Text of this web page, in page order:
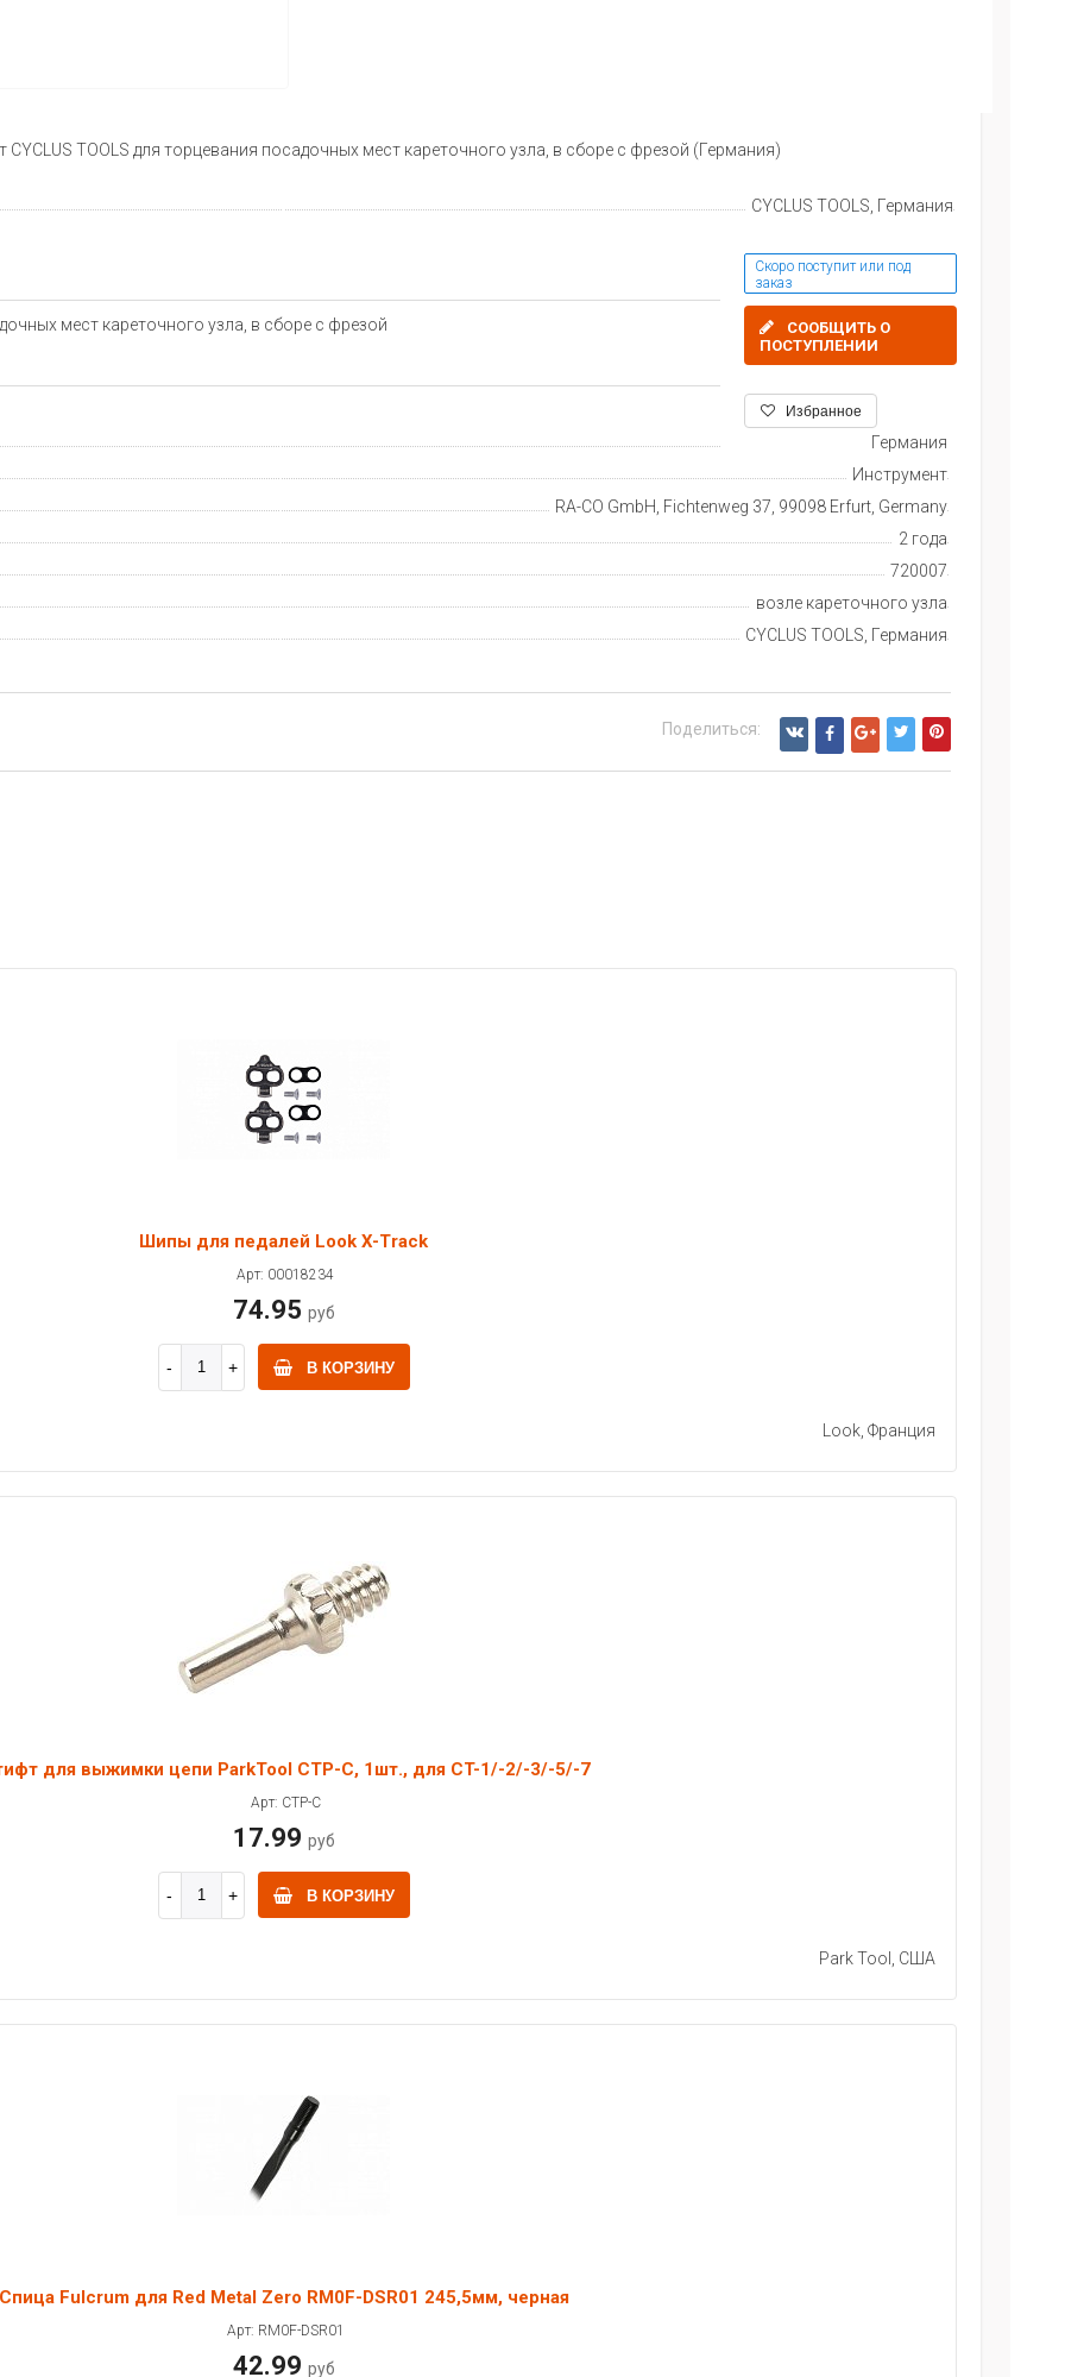
CYCLUS TOOLS для торцевания посадочных мест кареточного узла, в сборе с фрезой (Германия)
CYCLUS TOOLS, Германия
Скоро поступит или под
заказ
СООБЩИТЬ О
ПОСТУПЛЕНИИ
Избранное
мест кареточного узла, в сборе с фрезой
Германия
Инструмент
RA-CO GmbH, Fichtenweg 37, 99098 Erfurt, Germany
2 года
720007
возле кареточного узла
CYCLUS TOOLS, Германия
Поделиться:
Шипы для педалей Look X-Track
Арт: 00018234
74.95 руб
В КОРЗИНУ
Look, Франция
для выжимки цепи ParkTool CTP-C, 1шт., для CT-1/-2/-3/-5/-7
Арт: CTP-C
17.99 руб
В КОРЗИНУ
Park Tool, США
Спица Fulcrum для Red Metal Zero RM0F-DSR01 245,5мм, черная
Арт: RM0F-DSR01
42.99 руб